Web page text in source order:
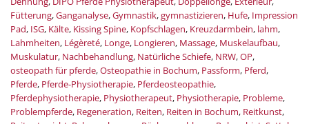
Fütterung,Ganganalyse,Gymnastik,gymnastizieren, Hufe, Impression
Pad, ISG, Kälte, Kissing Spine, Kopfschlagen, Kreuzdarmbein, lahm,
Lahmheiten, Légèreté, Longe, Longieren, Massage, Muskelaufbau,
Muskulatur, Nachbehandlung, Natürliche Schiefe, NRW,OP,
osteopath für pferde,Osteopathie in Bochum, Passform, Pferd,
Pferde, Pferde-Physiotherapie, Pferdeosteopathie,
Pferdephysiotherapie, Physiotherapeut, Physiotherapie, Probleme,
Problempferde, Regeneration, Reiten, Reiten in Bochum, Reitkunst,